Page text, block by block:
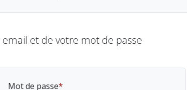
et de votre mot de passe
Mot de passe